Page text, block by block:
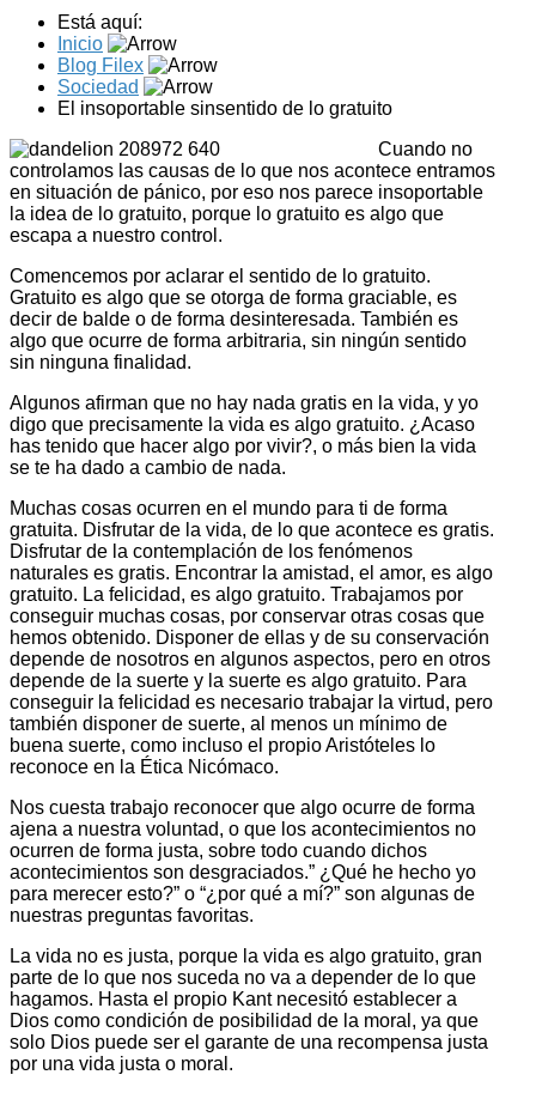
Está aquí:
Inicio
Blog Filex
Sociedad
El insoportable sinsentido de lo gratuito
Cuando no
controlamos las causas de lo que nos acontece entramos
en situación de pánico, por eso nos parece insoportable
la idea de lo gratuito, porque lo gratuito es algo que
escapa a nuestro control.
Comencemos por aclarar el sentido de lo gratuito.
Gratuito es algo que se otorga de forma graciable, es
decir de balde o de forma desinteresada. También es
algo que ocurre de forma arbitraria, sin ningún sentido
sin ninguna finalidad.
Algunos afirman que no hay nada gratis en la vida, y yo
digo que precisamente la vida es algo gratuito. ¿Acaso
has tenido que hacer algo por vivir?, o más bien la vida
se te ha dado a cambio de nada.
Muchas cosas ocurren en el mundo para ti de forma
gratuita. Disfrutar de la vida, de lo que acontece es gratis.
Disfrutar de la contemplación de los fenómenos
naturales es gratis. Encontrar la amistad, el amor, es algo
gratuito. La felicidad, es algo gratuito. Trabajamos por
conseguir muchas cosas, por conservar otras cosas que
hemos obtenido. Disponer de ellas y de su conservación
depende de nosotros en algunos aspectos, pero en otros
depende de la suerte y la suerte es algo gratuito. Para
conseguir la felicidad es necesario trabajar la virtud, pero
también disponer de suerte, al menos un mínimo de
buena suerte, como incluso el propio Aristóteles lo
reconoce en la Ética Nicómaco.
Nos cuesta trabajo reconocer que algo ocurre de forma
ajena a nuestra voluntad, o que los acontecimientos no
ocurren de forma justa, sobre todo cuando dichos
acontecimientos son desgraciados.” ¿Qué he hecho yo
para merecer esto?” o “¿por qué a mí?” son algunas de
nuestras preguntas favoritas.
La vida no es justa, porque la vida es algo gratuito, gran
parte de lo que nos suceda no va a depender de lo que
hagamos. Hasta el propio Kant necesitó establecer a
Dios como condición de posibilidad de la moral, ya que
solo Dios puede ser el garante de una recompensa justa
por una vida justa o moral.